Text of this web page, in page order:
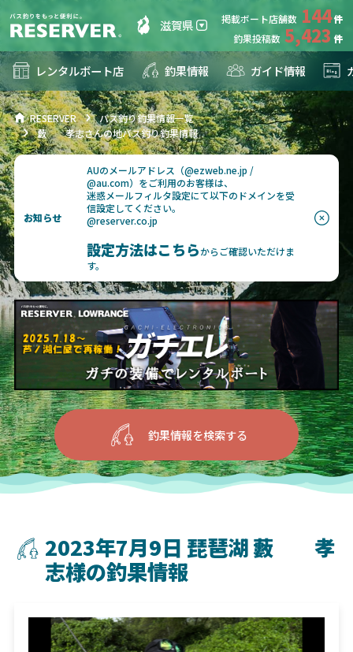
滋賀県 掲載ボート店舗数 144
釣果投稿数 5,423
レンタルボート店 釣果情報 ガイド情報
RESERVER
バス釣り釣果情報一覧
藪 孝志さんの地バス釣り釣果情報
お知らせ
AUのメールアドレス（@ezweb.ne.jp /
@au.com）をご利用のお客様は、
迷惑メールフィルタ設定にて以下のドメインを受
信設定してください。
@reserver.co.jp
設定方法はこちらからご確認いただけま
す。
釣果情報を検索する
2023年7月9日 琵琶湖 藪 孝
志様の釣果情報